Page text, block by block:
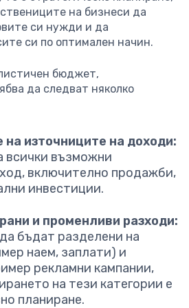
на бизнеси да
си нужди и да
си по оптимален начин.
бюджет,
да следват няколко
източниците на доходи:
всички възможни
включително продажби,
инвестиции.
и променливи разходи:
бъдат разделени на
наем, заплати) и
рекламни кампании,
на тези категории е
планиране.